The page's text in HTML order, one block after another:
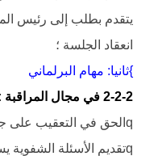
انعقاد الجلسة ؛
}ثانيا: مهام البرلماني
2-2-2 في مجال المراقبة :
qالحق في التعقيب على جواب الحكومة ؛
qتقديم الأسئلة الشفوية يستند إلى قاعدة التمثيل النسبي؛